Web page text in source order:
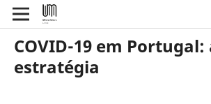
COVID-19 em Portugal:
estratégia